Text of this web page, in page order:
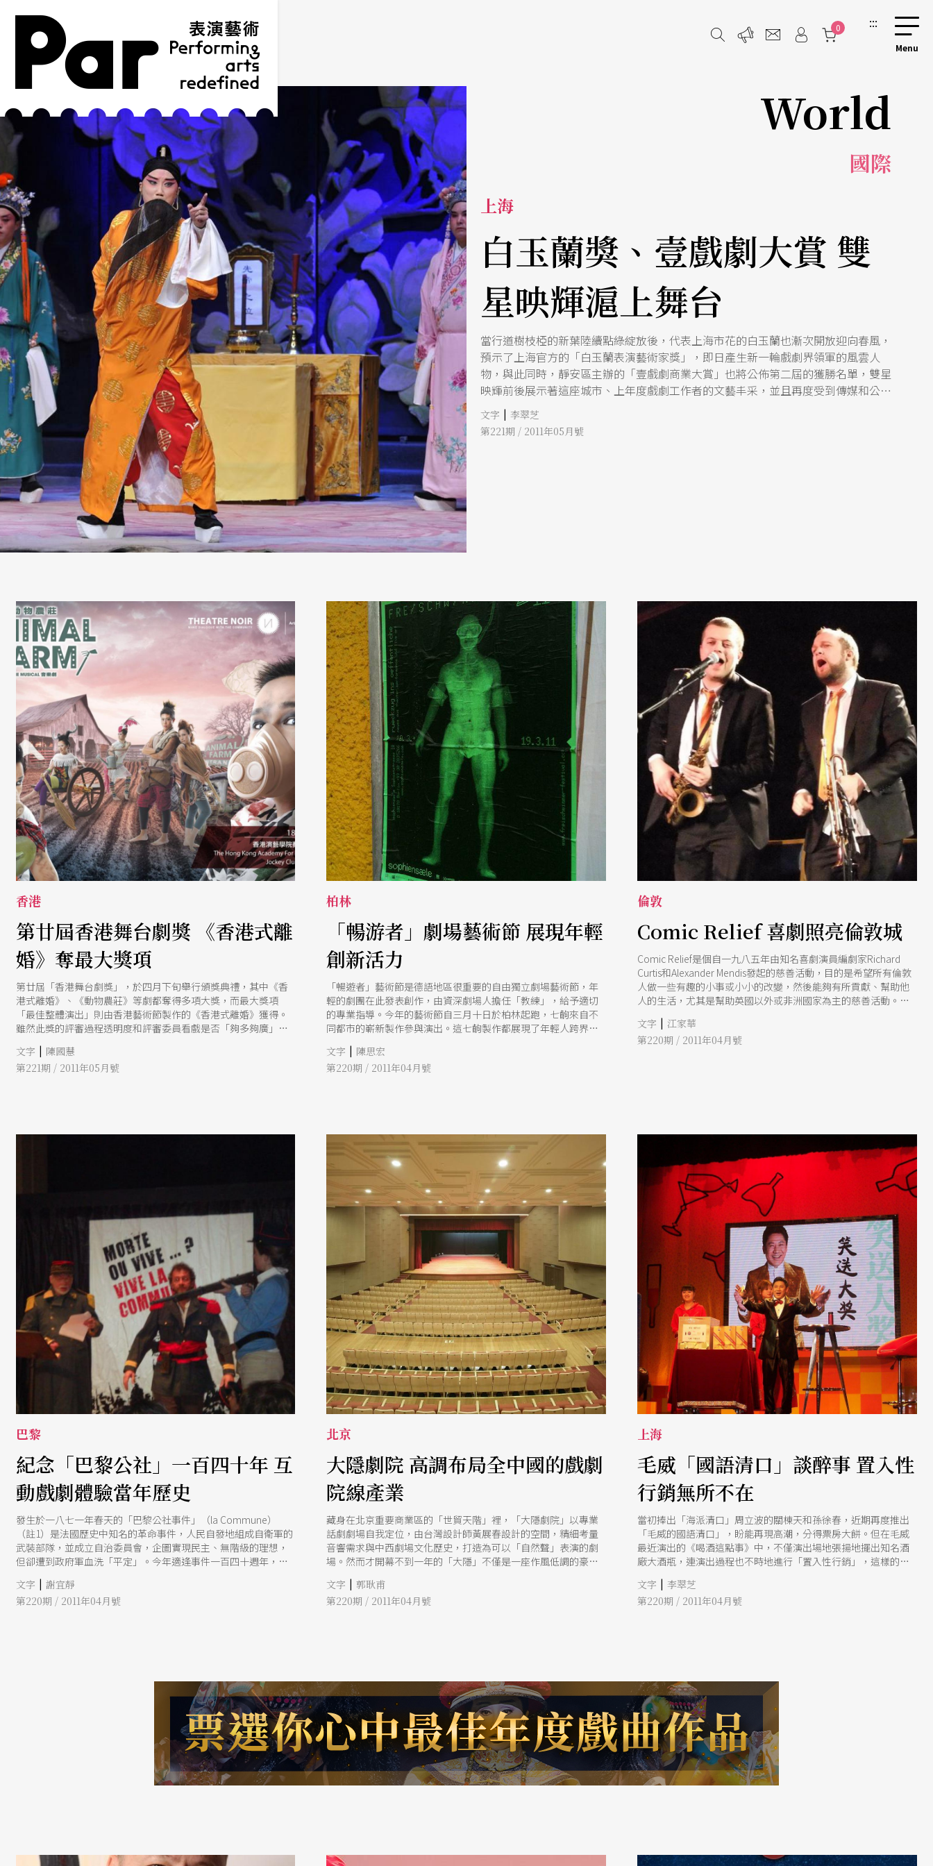
跳到主要內容區塊
網站導覽
0 :::
World
國際
上海
白玉蘭獎、壹戲劇大賞 雙
星映輝滬上舞台
當行道樹枝椏的新葉陸續點綠綻放後，代表上海市花的白玉蘭也漸次開放迎向春風，
預示了上海官方的「白玉蘭表演藝術家獎」，即日產生新一輪戲劇界領軍的風雲人
物，與此同時，靜安區主辦的「壹戲劇商業大賞」也將公佈第二屆的獲勝名單，雙星
映輝前後展示著這座城市、上年度戲劇工作者的文藝丰采，並且再度受到傳媒和公眾
的關注與肯定。
文字 | 李翠芝
第221期 / 2011年05月號
香港
第廿屆香港舞台劇獎 《香港式離
婚》奪最大獎項
第廿屆「香港舞台劇獎」，於四月下旬舉行頒獎典禮，其中《香
港式離婚》、《動物農莊》等劇都奪得多項大獎，而最大獎項
「最佳整體演出」則由香港藝術節製作的《香港式離婚》獲得。
雖然此獎的評審過程透明度和評審委員看戲是否「夠多夠廣」一
歷史的劇場獎項，由此觀察劇場現況仍有一定的參考意義。
文字 | 陳國慧
第221期 / 2011年05月號
柏林
「暢游者」劇場藝術節 展現年輕
創新活力
「暢遊者」藝術節是德語地區很重要的自由獨立劇場藝術節，年
輕的劇團在此發表創作，由資深劇場人擔任「教練」，給予適切
的專業指導。今年的藝術節自三月十日於柏林起跑，七齣來自不
同都市的嶄新製作參與演出。這七齣製作都展現了年輕人跨界的
到。
文字 | 陳思宏
第220期 / 2011年04月號
倫敦
Comic Relief 喜劇照亮倫敦城
Comic Relief是個自一九八五年由知名喜劇演員編劇家Richard
Curtis和Alexander Mendis發起的慈善活動，目的是希望所有倫敦
人做一些有趣的小事或小小的改變，然後能夠有所貢獻、幫助他
人的生活，尤其是幫助英國以外或非洲國家為主的慈善活動。自
國家廣播電視BBC轉播。而今年除了喜劇表演，還有其他許多活
動不斷電地接力，就連時尚設計師Vivienne Westwood也加入設
文字 | 江家華
第220期 / 2011年04月號
巴黎
紀念「巴黎公社」一百四十年 互
動戲劇體驗當年歷史
發生於一八七一年春天的「巴黎公社事件」（la Commune）
（註1）是法國歷史中知名的革命事件，人民自發地組成自衛軍的
武裝部隊，並成立自治委員會，企圖實現民主、無階級的理想，
但卻遭到政府軍血洗「平定」。今年適逢事件一百四十週年，除
在參與演出中體驗當年歷史。
文字 | 謝宜靜
第220期 / 2011年04月號
北京
大隱劇院 高調布局全中國的戲劇
院線產業
藏身在北京重要商業區的「世貿天階」裡，「大隱劇院」以專業
話劇劇場自我定位，由台灣設計師黃展春設計的空間，精細考量
音響需求與中西劇場文化歷史，打造為可以「自然聲」表演的劇
場。然而才開幕不到一年的「大隱」不僅是一座作風低調的豪華
的戲劇產業品牌的「旗艦店」。
文字 | 郭耿甫
第220期 / 2011年04月號
上海
毛威「國語清口」談醉事 置入性
行銷無所不在
當初捧出「海派清口」周立波的關棟天和孫徐春，近期再度推出
「毛威的國語清口」，盼能再現高潮，分得票房大餅。但在毛威
最近演出的《喝酒這點事》中，不僅演出場地張揚地擺出知名酒
廠大酒瓶，連演出過程也不時地進行「置入性行銷」，這樣的演
文字 | 李翠芝
第220期 / 2011年04月號